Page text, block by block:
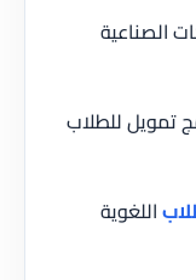
الصناعية
تمويل للطلاب
اللغوية